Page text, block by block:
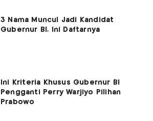
3 Nama Muncul Jadi Kandidat
Gubernur BI, Ini Daftarnya
Ini Kriteria Khusus Gubernur BI
Pengganti Perry Warjiyo Pilihan
Prabowo